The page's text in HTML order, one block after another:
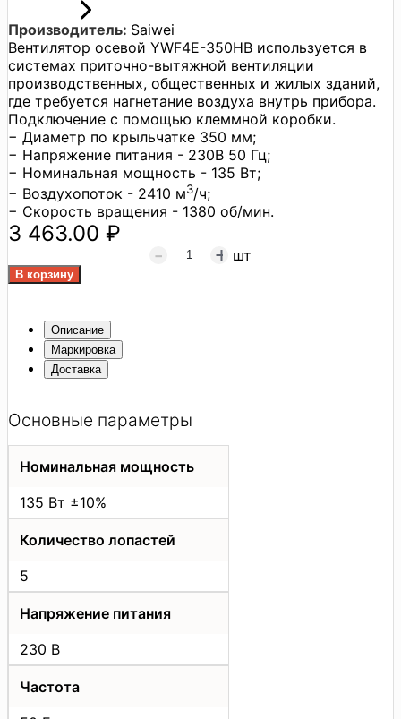
Производитель: Saiwei
Вентилятор осевой YWF4E-350HB используется в
системах приточно-вытяжной вентиляции
производственных, общественных и жилых зданий,
где требуется нагнетание воздуха внутрь прибора.
Подключение с помощью клеммной коробки.
− Диаметр по крыльчатке 350 мм;
− Напряжение питания - 230В 50 Гц;
− Номинальная мощность - 135 Вт;
− Воздухопоток - 2410 м3/ч;
− Скорость вращения - 1380 об/мин.
3 463.00 ₽
шт
Описание
Маркировка
Доставка
Основные параметры
Номинальная мощность
135 Вт ±10%
Количество лопастей
5
Напряжение питания
230 В
Частота